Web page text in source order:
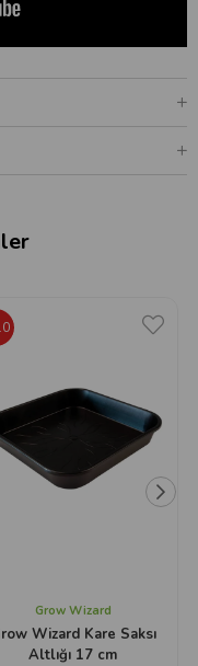
Grow Wizard
Wizard Kare Saksı
Altlığı 17 cm